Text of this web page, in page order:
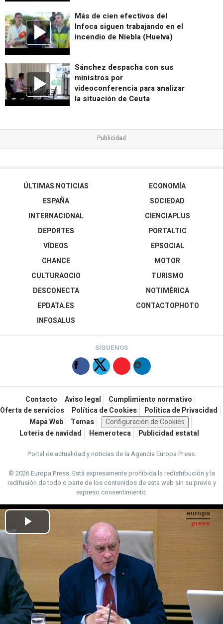
Más de cien efectivos del
Infoca siguen trabajando en el
incendio de Niebla (Huelva)
Sánchez despacha con sus
ministros por
videoconferencia para analizar
la situación de Ceuta
ÚLTIMAS NOTICIAS
ESPAÑA
INTERNACIONAL
DEPORTES
VÍDEOS
ECONOMÍA
SOCIEDAD
CIENCIAPLUS
PORTALTIC
EPSOCIAL
CHANCE
CULTURAOCIO
DESCONECTA
EPDATA.ES
INFOSALUS
MOTOR
TURISMO
NOTIMÉRICA
CONTACTOPHOTO
SÍGUENOS
Contacto Aviso legal
Cumplimiento normativo
Oferta de servicios
Política de Cookies
Política de Privacidad
Mapa Web
Temas
Configuración de Cookies
Loteria de navidad
Hemeroteca Publicidad estatal
Portal de actualidad y noticias de la Agencia Europa Press.
© 2026 Europa Press.Está expresamente prohibida la redistribución y la
redifusión de todo o parte de los contenidos de esta web sin su previo y
expreso consentimiento.